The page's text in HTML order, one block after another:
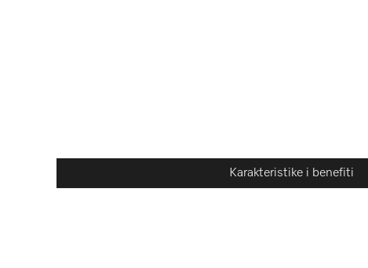
Karakteristike i benefiti